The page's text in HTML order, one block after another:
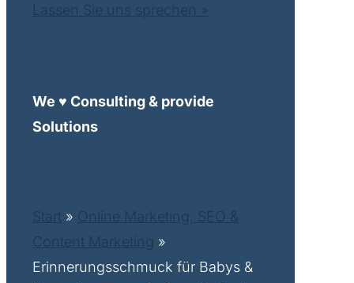
Lassen Sie uns sprechen »
We ♥ Consulting & provide
Solutions
Start » Online Marketing, SEO &
Content Marketing »
Erinnerungsschmuck für Babys &